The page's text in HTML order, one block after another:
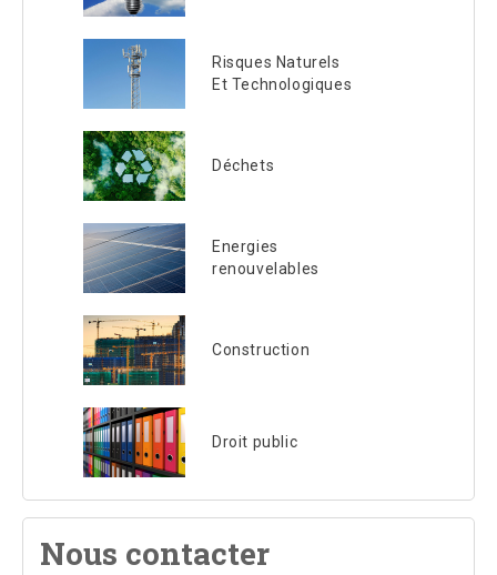
Risques Naturels
Et Technologiques
Déchets
Energies
renouvelables
Construction
Droit public
Nous contacter